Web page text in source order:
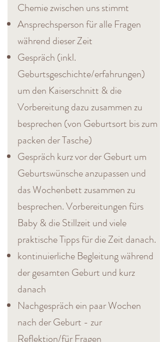
Chemie zwischen uns stimmt
Ansprechsperson für alle Fragen
während dieser Zeit
Gespräch (inkl.
Geburtsgeschichte/erfahrungen)
um den Kaiserschnitt & die
Vorbereitung dazu zusammen zu
besprechen (von Geburtsort bis zum
packen der Tasche)
Gespräch kurz vor der Geburt um
Geburtswünsche anzupassen und
das Wochenbett zusammen zu
besprechen.Vorbereitungen fürs
Baby & die Stillzeit und viele
praktische Tipps für die Zeit danach.
kontinuierliche Begleitung während
der gesamten Geburt und kurz
danach
Nachgespräch ein paar Wochen
nach der Geburt - zur
Reflektion/für Fragen